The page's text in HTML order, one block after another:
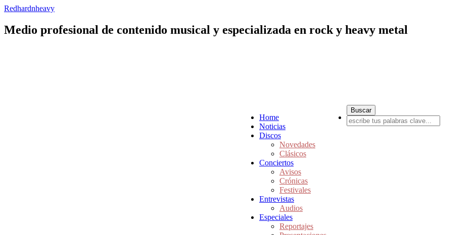
Redhardnheavy
Medio profesional de contenido musical y especializada en rock y heavy metal
Home
Noticias
Discos
Novedades
Clásicos
Conciertos
Avisos
Crónicas
Festivales
Entrevistas
Audios
Especiales
Reportajes